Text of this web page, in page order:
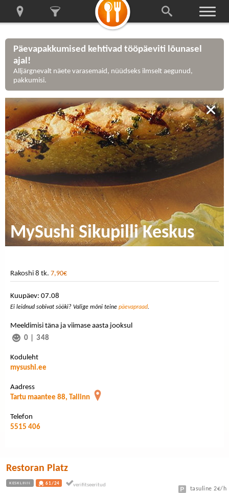
Päevapakkumised kehtivad tööpäeviti lõunasel
ajal!
Alljärgnevalt näete varasemaid, nüüdseks ilmselt aegunud,
pakkumisi.
MySushi Sikupilli Keskus
Rakoshi 8 tk. 7,90€
Kuupäev: 07.08
Ei leidnud sobivat sööki? Valige mõni teine päevapraad.
Meeldimisi täna ja viimase aasta jooksul
0
348
Koduleht
mysushi.ee
Aadress
Tartu maantee 88, Tallinn
Telefon
5515 406
Restoran Platz
KESKLINN 61/24
tasuline 2€/h